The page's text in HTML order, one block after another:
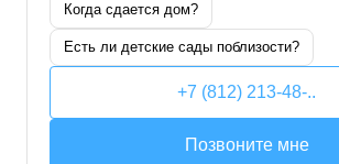
Когда сдается дом?
Есть ли детские сады поблизости?
+7 (812) 213-48-..
Позвоните мне